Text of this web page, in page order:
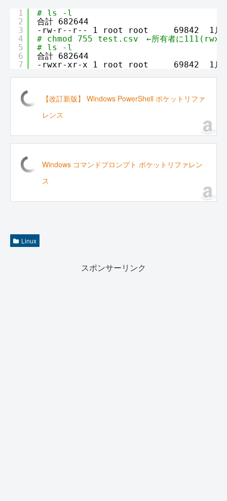
1
2
3
4
5
6
7
# ls -l
合計 682644
-rw-r--r-- 1 root root     69842  1
# chmod 755 test.csv　←所有者に111(rwx)
# ls -l
合計 682644
-rwxr-xr-x 1 root root     69842  1
【改訂新版】 Windows PowerShell ポケットリファ
レンス
Windows コマンドプロンプト ポケットリファレン
ス
Linux
スポンサーリンク